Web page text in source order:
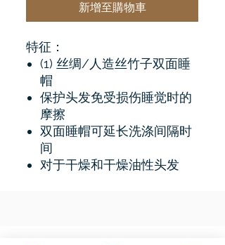
新增至購物車
特征：
(1) 丝绸/人造丝竹子双面睡
帽
保护头发免受损伤睡觉时的
摩擦
双面睡帽可延长洗涤间隔时
间
对于干燥和干燥油性头发